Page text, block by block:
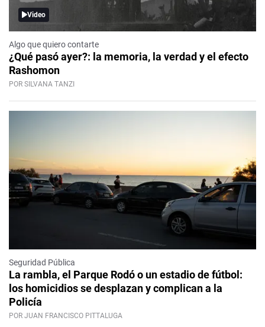
Video
Algo que quiero contarte
¿Qué pasó ayer?: la memoria, la verdad y el efecto
Rashomon
POR SILVANA TANZI
Seguridad Pública
La rambla, el Parque Rodó o un estadio de fútbol:
los homicidios se desplazan y complican a la
Policía
POR JUAN FRANCISCO PITTALUGA